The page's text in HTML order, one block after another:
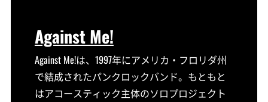
Against Me!
Against Me!は、1997年にアメリカ・フロリダ州
で結成されたパンクロックバンド。もともと
はアコースティック主体のソロプロジェクト